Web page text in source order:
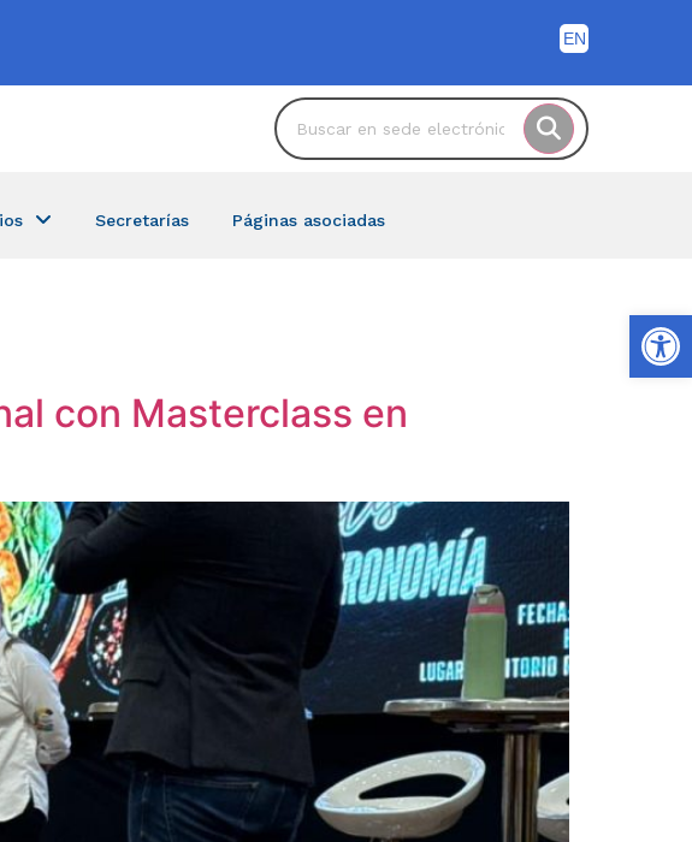
Secretarías Páginas asociadas
con Masterclass en